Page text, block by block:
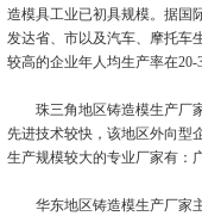
造模具工业已初具规模。据国
发达省、市以及汽车、摩托车
较高的企业年人均生产率在
珠三角地区铸造模生产厂家
先进技术较快，该地区外向型
生产规模较大的专业厂家有：
华东地区铸造模生产厂家主